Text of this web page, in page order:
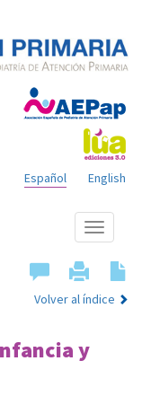
English
Español
Mostrar
menú
Volver al índice
y